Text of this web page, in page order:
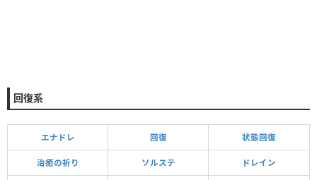
回復系
エナドレ 回復 状態回復
治癒の祈り ソルステ ドレイン